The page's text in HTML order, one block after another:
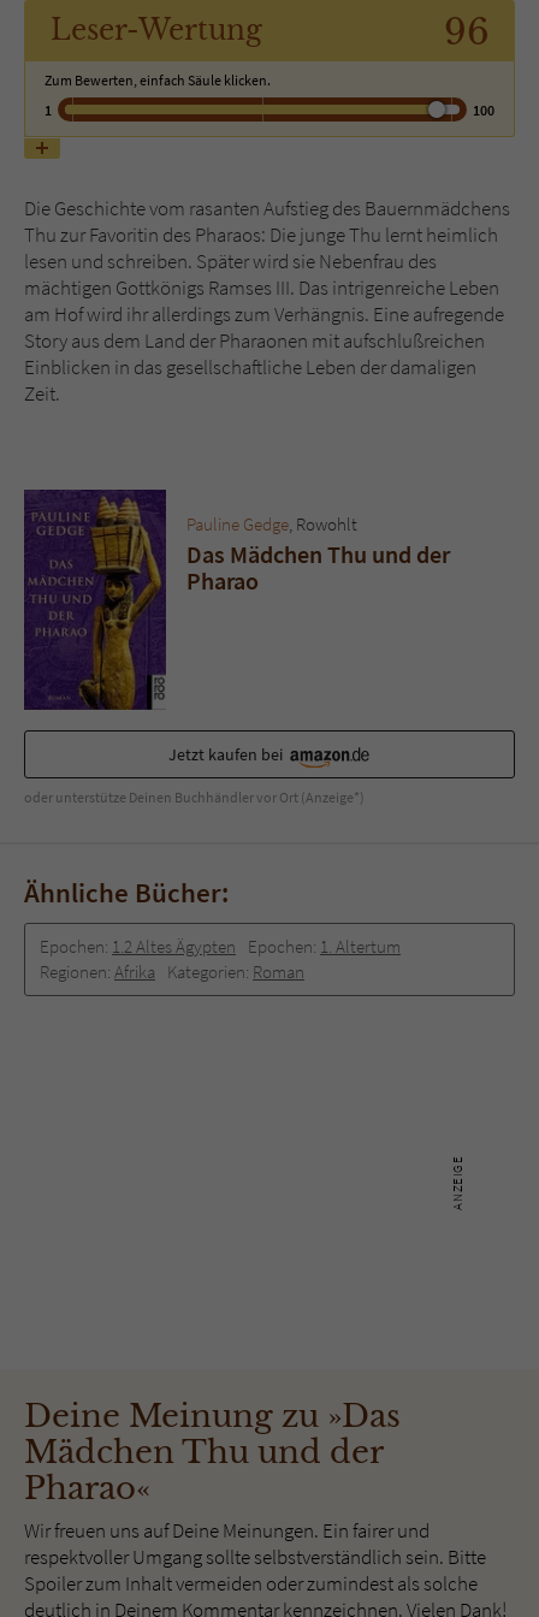
Leser-Wertung 96
Zum Bewerten, einfach Säule klicken.
1
100
Die Geschichte vom rasanten Aufstieg des Bauernmädchens
Thu zur Favoritin des Pharaos: Die junge Thu lernt heimlich
lesen und schreiben. Später wird sie Nebenfrau des
mächtigen Gottkönigs Ramses III. Das intrigenreiche Leben
am Hof wird ihr allerdings zum Verhängnis. Eine aufregende
Story aus dem Land der Pharaonen mit aufschlußreichen
Einblicken in das gesellschaftliche Leben der damaligen
Zeit.
Pauline Gedge, Rowohlt
Das Mädchen Thu und der
Pharao
Jetzt kaufen bei
oder unterstütze Deinen Buchhändler vor Ort (Anzeige*)
Ähnliche Bücher:
Epochen: 1.2 Altes Ägypten Epochen: 1. Altertum
Regionen: Afrika Kategorien: Roman
Deine Meinung zu »Das
Mädchen Thu und der
Pharao«
Wir freuen uns auf Deine Meinungen. Ein fairer und
respektvoller Umgang sollte selbstverständlich sein. Bitte
Spoiler zum Inhalt vermeiden oder zumindest als solche
deutlich in Deinem Kommentar kennzeichnen. Vielen Dank!
Name tx_pwcomments_ahash
Anbieter Literatur-Couch Medien GmbH & Co. KG
Zweck Cookie für Kommentare einzelner Buchtitel
Name fe_typo_user
Anbieter Literatur-Couch Medien GmbH & Co. KG
Zweck
Benutzer. Es wird benötigt um z. B. den
Sicherheitscode des Kontaktformulars zu
überprüfen.